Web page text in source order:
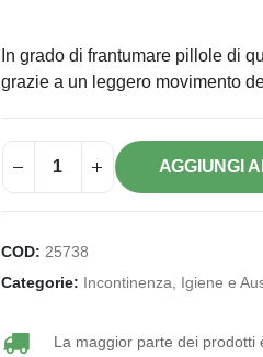
In grado di frantumare pillole di
grazie a un leggero movimento
AGGIUNGI
COD: 25738
Categorie:
Incontinenza, Igiene e
La maggior parte dei prodotti